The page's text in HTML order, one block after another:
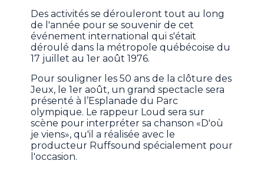
Des activités se dérouleront tout au long
de l'année pour se souvenir de cet
événement international qui s'était
déroulé dans la métropole québécoise du
17 juillet au 1er août 1976.
Pour souligner les 50 ans de la clôture des
Jeux, le 1er août, un grand spectacle sera
présenté à l’Esplanade du Parc
olympique. Le rappeur Loud sera sur
scène pour interpréter sa chanson «D'où
je viens», qu'il a réalisée avec le
producteur Ruffsound spécialement pour
l'occasion.